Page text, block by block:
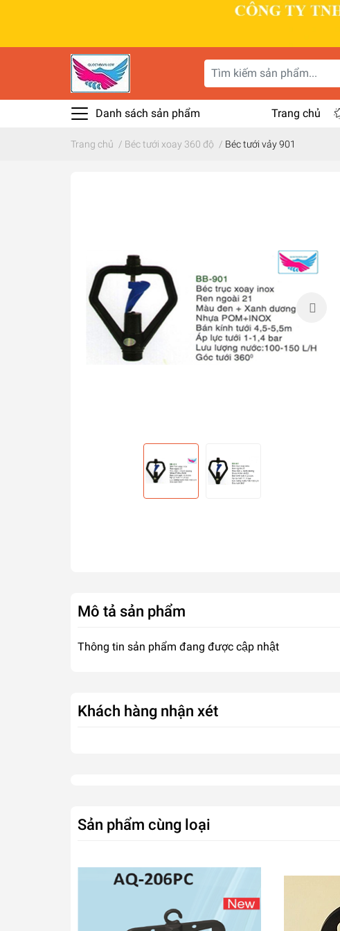
Danh sách sản phẩm Trang chủ
Trang chủ / Béc tưới xoay 360 độ / Béc tưới vảy 901
Mô tả sản phẩm
Thông tin sản phẩm đang được cập nhật
Khách hàng nhận xét
Sản phẩm cùng loại